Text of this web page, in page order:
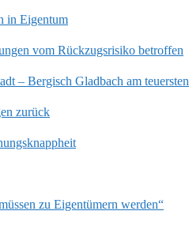
in Eigentum
vom Rückzugsrisiko betroffen
– Bergisch Gladbach am teuersten
zurück
zu Eigentümern werden“